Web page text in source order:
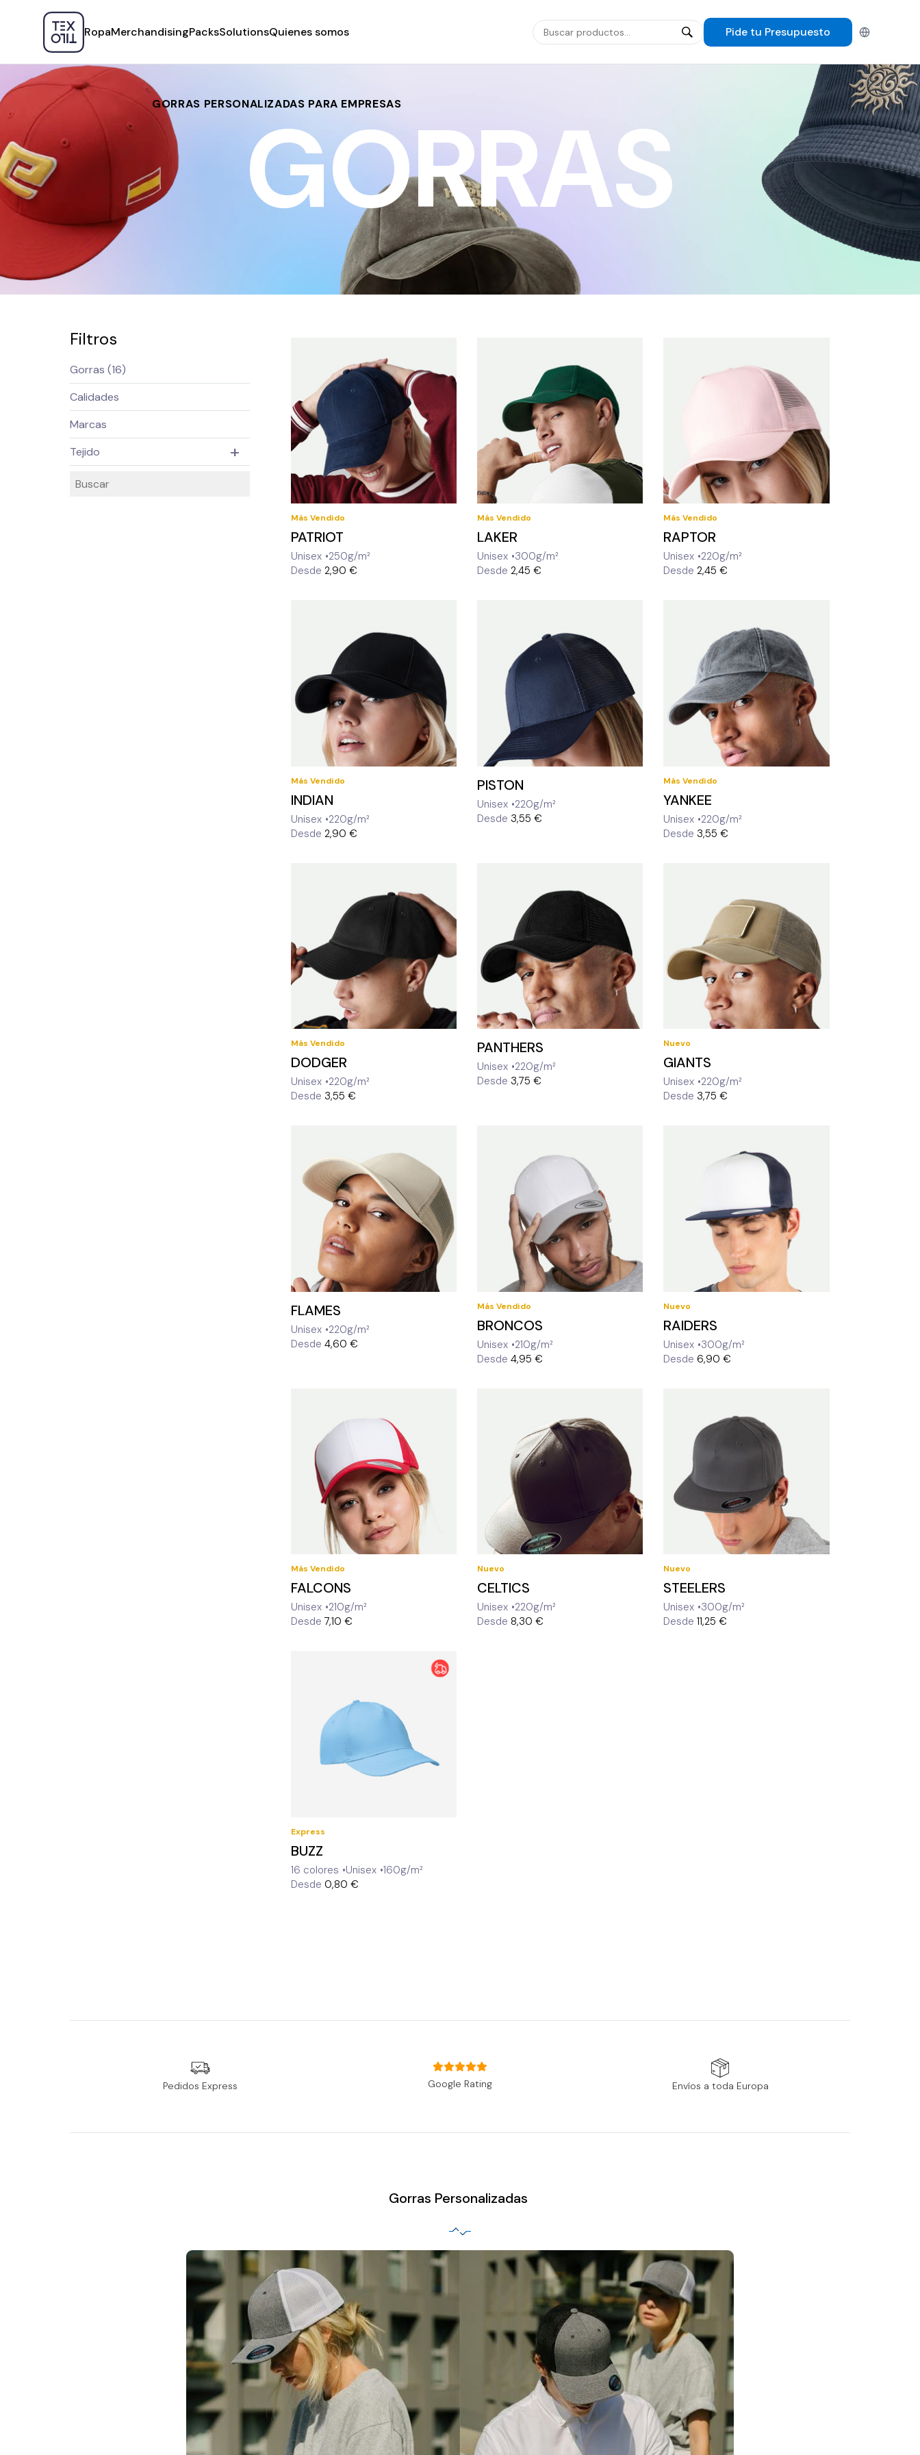
RopaMerchandisingPacksSolutionsQuienes somos Pide tu Presupuesto Español
GORRAS PERSONALIZADAS PARA EMPRESAS
GORRAS
Filtros
Tejido
Más Vendido
PATRIOT
Unisex 250g/m²
Desde 2,90 €
Más Vendido
LAKER
Unisex 300g/m²
Desde 2,45 €
Más Vendido
RAPTOR
Unisex 220g/m²
Desde 2,45 €
Más Vendido
INDIAN
Unisex 220g/m²
Desde 2,90 €
PISTON
Unisex 220g/m²
Desde 3,55 €
Más Vendido
YANKEE
Unisex 220g/m²
Desde 3,55 €
Más Vendido
DODGER
Unisex 220g/m²
Desde 3,55 €
PANTHERS
Unisex 220g/m²
Desde 3,75 €
Nuevo
GIANTS
Unisex 220g/m²
Desde 3,75 €
FLAMES
Unisex 220g/m²
Desde 4,60 €
Más Vendido
BRONCOS
Unisex 210g/m²
Desde 4,95 €
Nuevo
RAIDERS
Unisex 300g/m²
Desde 6,90 €
Más Vendido
FALCONS
Unisex 210g/m²
Desde 7,10 €
Nuevo
CELTICS
Unisex 220g/m²
Desde 8,30 €
Nuevo
STEELERS
Unisex 300g/m²
Desde 11,25 €
Express
BUZZ
16 colores Unisex 160g/m²
Desde 0,80 €
Pedidos Express Google Rating Envíos a toda Europa
Gorras Personalizadas